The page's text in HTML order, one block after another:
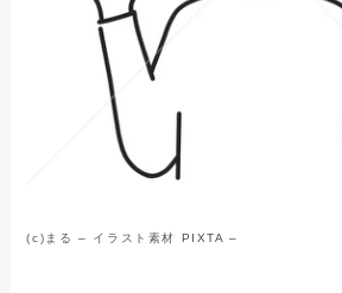
(c) まる – イラスト素材 PIXTA –